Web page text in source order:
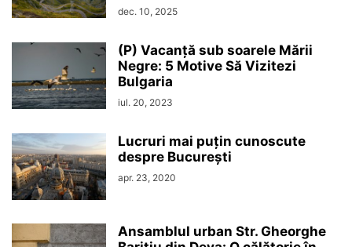
dec. 10, 2025
(P) Vacanță sub soarele Mării
Negre: 5 Motive Să Vizitezi
Bulgaria
iul. 20, 2023
Lucruri mai puțin cunoscute
despre București
apr. 23, 2020
Ansamblul urban Str. Gheorghe